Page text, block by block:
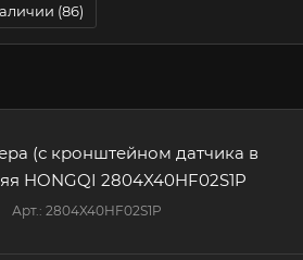
(86)
(с кронштейном датчика в
HONGQI 2804X40HF02S1P
Арт.: 2804X40HF02S1P